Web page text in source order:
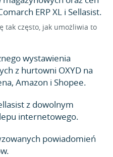
ERP XL i Sellasist.
tak często, jak umożliwia to
wystawienia
z hurtowni OXYD na
Amazon i Shopee.
z dowolnym
internetowego.
powiadomień